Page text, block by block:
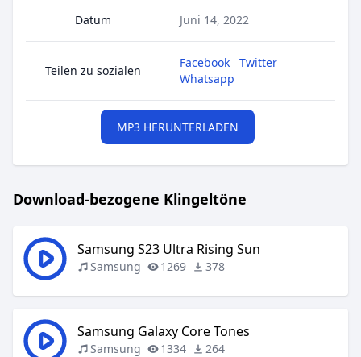
Datum Juni 14, 2022
Teilen zu sozialen
Facebook
Twitter
Whatsapp
MP3 HERUNTERLADEN
Download-bezogene Klingeltöne
Samsung S23 Ultra Rising Sun
Samsung 1269 378
Samsung Galaxy Core Tones
Samsung 1334 264